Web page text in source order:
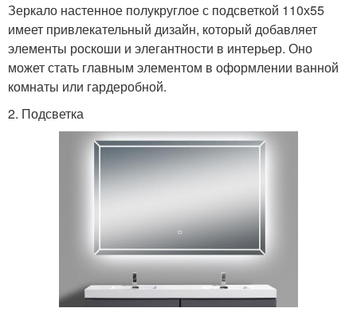
Зеркало настенное полукруглое с подсветкой 110х55
имеет привлекательный дизайн, который добавляет
элементы роскоши и элегантности в интерьер. Оно
может стать главным элементом в оформлении ванной
комнаты или гардеробной.
2. Подсветка